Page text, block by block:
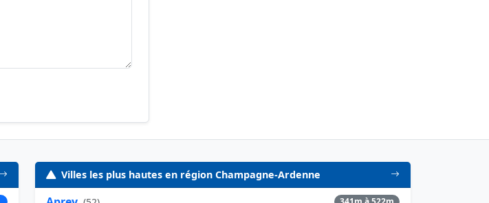
Villes les plus hautes en région Champagne-Ardenne